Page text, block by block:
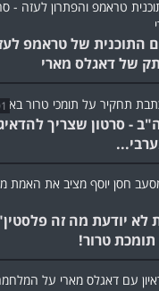
התוכנית של טראמפ
של דאגלס מארי
- סרטון שצריך
לא יודעת מה זה
טרור!